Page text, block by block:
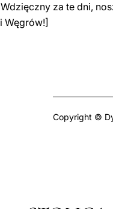
za te dni,
Węgrów!]
Copyright ©